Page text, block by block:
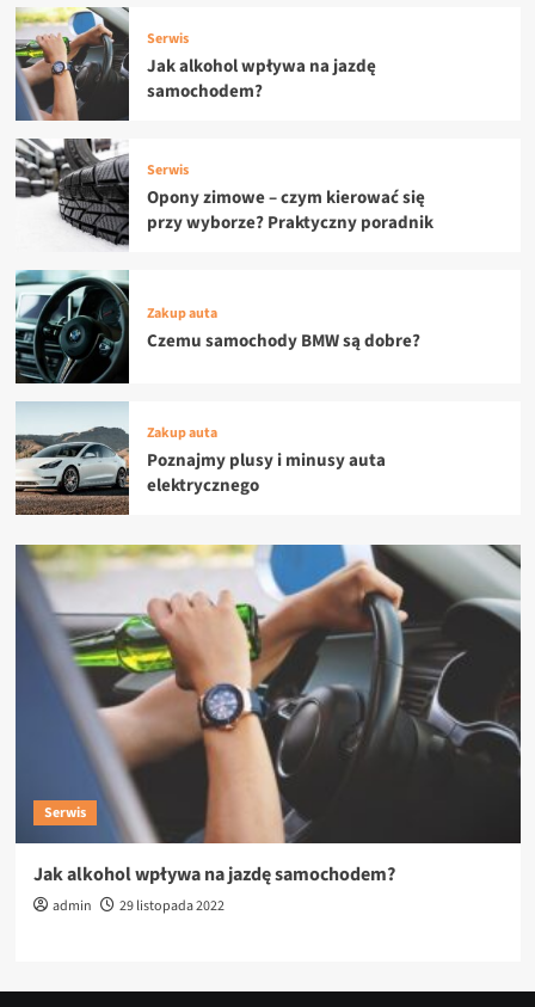
Serwis
Jak alkohol wpływa na jazdę
samochodem?
Serwis
Opony zimowe – czym kierować się
przy wyborze? Praktyczny poradnik
Zakup auta
Czemu samochody BMW są dobre?
Zakup auta
Poznajmy plusy i minusy auta
elektrycznego
Serwis
Jak alkohol wpływa na jazdę samochodem?
admin 29 listopada 2022